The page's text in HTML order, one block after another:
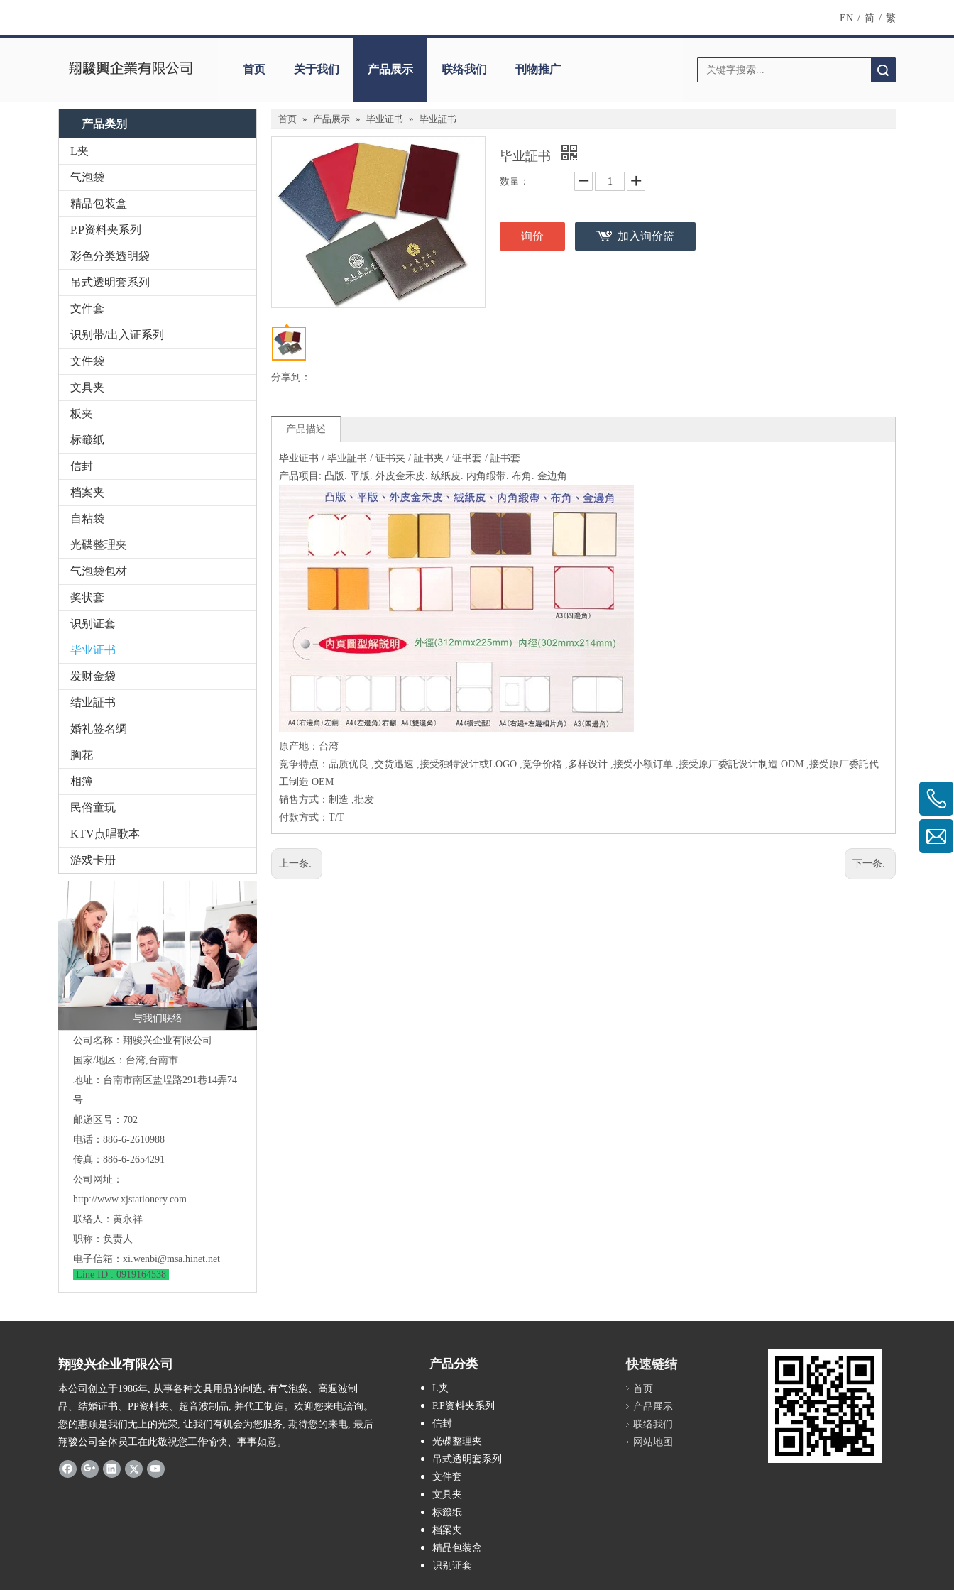
EN / 简 / 繁
首页 关于我们 产品展示 联络我们 刊物推广
产品类别
L夹
气泡袋
精品包装盒
P.P资料夹系列
彩色分类透明袋
吊式透明套系列
文件套
识别带/出入证系列
文件袋
文具夹
板夹
标籤纸
信封
档案夹
自粘袋
光碟整理夹
气泡袋包材
奖状套
识别证套
毕业证书
发财金袋
结业証书
婚礼签名绸
胸花
相簿
民俗童玩
KTV点唱歌本
游戏卡册
与我们联络
公司名称：翔骏兴企业有限公司
国家/地区：台湾,台南市
地址： 台南市南区盐埕路291巷14弄74
号
邮递区号：702
电话：886-6-2610988
传真：886-6-2654291
公司网址：
http://www.xjstationery.com
联络人：黄永祥
职称：负责人
电子信箱： xi.wenbi@msa.hinet.net
Line ID : 0919164538
首页 » 产品展示 » 毕业证书 » 毕业証书
分享到：
毕业証书
数量：
询价 加入询价篮
产品描述
毕业证书 / 毕业証书 / 证书夹 / 証书夹 / 证书套 / 証书套
产品项目: 凸版. 平版. 外皮金禾皮. 绒纸皮. 内角缎带. 布角. 金边角
原产地：台湾
竞争特点：品质优良 ,交货迅速 ,接受独特设计或LOGO ,竞争价格 ,多样设计 ,接受小额订单 ,接受原厂委託设计制造 ODM ,接受原厂委託代
工制造 OEM
销售方式：制造 ,批发
付款方式：T/T
上一条: 下一条:
翔骏兴企业有限公司
本公司创立于1986年, 从事各种文具用品的制造, 有气泡袋、高週波制
品、结婚证书、PP资料夹、超音波制品, 并代工制造。欢迎您来电洽询。
您的惠顾是我们无上的光荣, 让我们有机会为您服务, 期待您的来电, 最后
翔骏公司全体员工在此敬祝您工作愉快、事事如意。
产品分类
L夹
P.P资料夹系列
信封
光碟整理夹
吊式透明套系列
文件套
文具夹
标籤纸
档案夹
精品包装盒
识别证套
快速链结
首页
产品展示
联络我们
网站地图